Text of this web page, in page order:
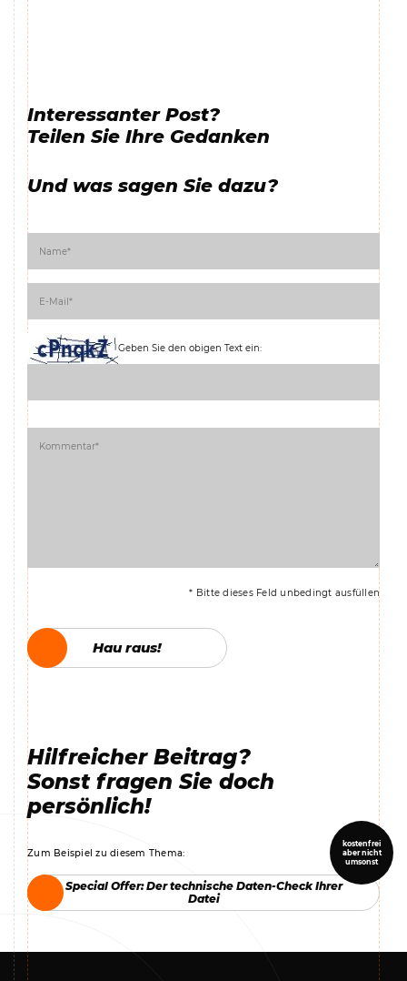
Interessanter Post?
Teilen Sie Ihre Gedanken
Und was sagen Sie dazu?
Geben Sie den obigen Text ein:
* Bitte dieses Feld unbedingt ausfüllen
Hau raus!
Hau raus!
Hilfreicher Beitrag?
Sonst fragen Sie doch
persönlich!
Zum Beispiel zu diesem Thema:
kostenfrei
aber nicht
umsonst
Special Offer: Der technische Daten-Check Ihrer
Datei
Special Offer: Der technische Daten-Check Ihrer
Datei